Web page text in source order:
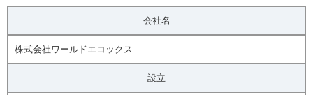
会社名
株式会社ワールドエコックス
設立